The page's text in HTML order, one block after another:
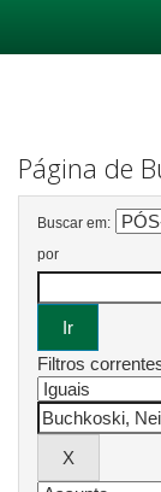
Página de
Buscar em:
por
Filtros